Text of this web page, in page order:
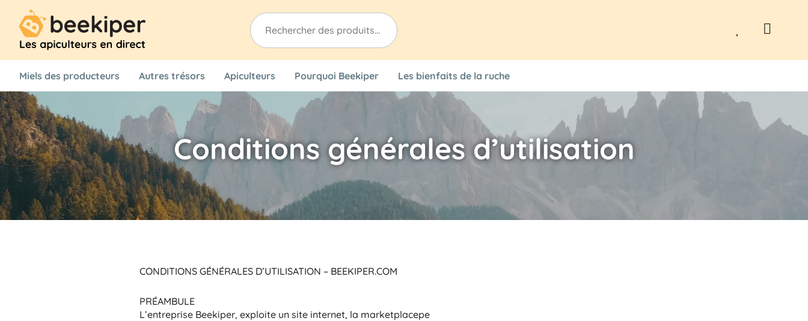
Recherche
de
produits
Miels des producteurs Autres trésors Apiculteurs Pourquoi Beekiper Les bienfaits de la ruche
Conditions générales d’utilisation
CONDITIONS GÉNÉRALES D’UTILISATION – BEEKIPER.COM
PRÉAMBULE
L’entreprise Beekiper, exploite un site internet, la marketplacepe